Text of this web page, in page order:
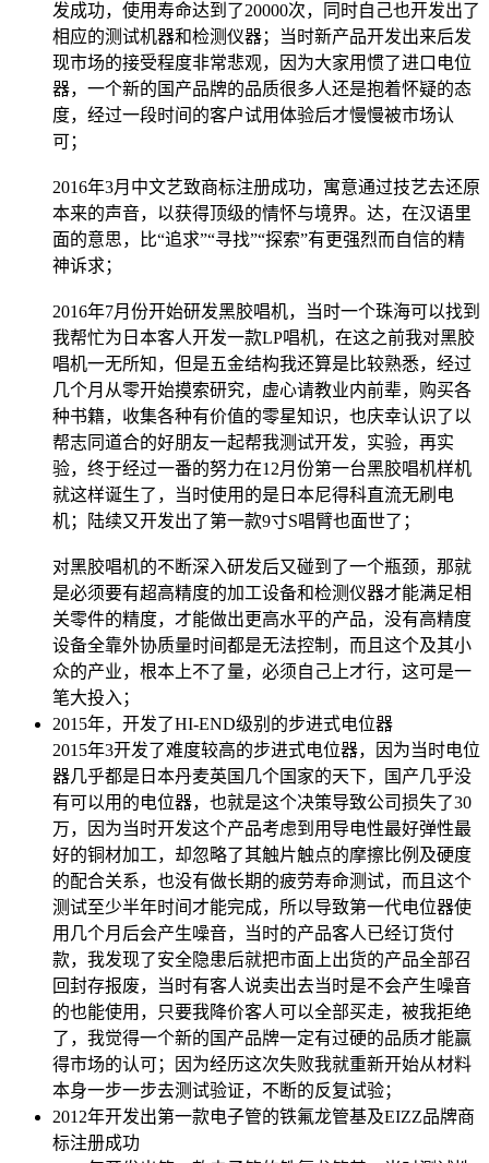
发成功，使用寿命达到了20000次，同时自己也开发出了
相应的测试机器和检测仪器；当时新产品开发出来后发
现市场的接受程度非常悲观，因为大家用惯了进口电位
器，一个新的国产品牌的品质很多人还是抱着怀疑的态
度，经过一段时间的客户试用体验后才慢慢被市场认
可；
2016年3月中文艺致商标注册成功，寓意通过技艺去还原
本来的声音，以获得顶级的情怀与境界。达，在汉语里
面的意思，比“追求”“寻找”“探索”有更强烈而自信的精
神诉求；
2016年7月份开始研发黑胶唱机，当时一个珠海可以找到
我帮忙为日本客人开发一款LP唱机，在这之前我对黑胶
唱机一无所知，但是五金结构我还算是比较熟悉，经过
几个月从零开始摸索研究，虚心请教业内前辈，购买各
种书籍，收集各种有价值的零星知识，也庆幸认识了以
帮志同道合的好朋友一起帮我测试开发，实验，再实
验，终于经过一番的努力在12月份第一台黑胶唱机样机
就这样诞生了，当时使用的是日本尼得科直流无刷电
机；陆续又开发出了第一款9寸S唱臂也面世了；
对黑胶唱机的不断深入研发后又碰到了一个瓶颈，那就
是必须要有超高精度的加工设备和检测仪器才能满足相
关零件的精度，才能做出更高水平的产品，没有高精度
设备全靠外协质量时间都是无法控制，而且这个及其小
众的产业，根本上不了量，必须自己上才行，这可是一
笔大投入；
2015年，开发了HI-END级别的步进式电位器
2015年3开发了难度较高的步进式电位器，因为当时电位
器几乎都是日本丹麦英国几个国家的天下，国产几乎没
有可以用的电位器，也就是这个决策导致公司损失了30
万，因为当时开发这个产品考虑到用导电性最好弹性最
好的铜材加工，却忽略了其触片触点的摩擦比例及硬度
的配合关系，也没有做长期的疲劳寿命测试，而且这个
测试至少半年时间才能完成，所以导致第一代电位器使
用几个月后会产生噪音，当时的产品客人已经订货付
款，我发现了安全隐患后就把市面上出货的产品全部召
回封存报废，当时有客人说卖出去当时是不会产生噪音
的也能使用，只要我降价客人可以全部买走，被我拒绝
了，我觉得一个新的国产品牌一定有过硬的品质才能赢
得市场的认可；因为经历这次失败我就重新开始从材料
本身一步一步去测试验证，不断的反复试验；
2012年开发出第一款电子管的铁氟龙管基及EIZZ品牌商
标注册成功